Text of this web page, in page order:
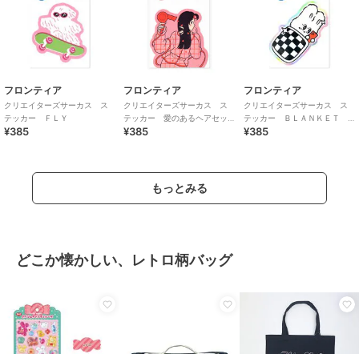
フロンティア
クリエイターズサーカス ス
テッカー ＦＬＹ
¥385
フロンティア
クリエイターズサーカス ス
テッカー 愛のあるヘアセッ
トを
¥385
フロンティア
クリエイターズサーカス ス
テッカー ＢＬＡＮＫＥＴ
ＬＹＧＥＥ
¥385
もっとみる
どこか懐かしい、レトロ柄バッグ